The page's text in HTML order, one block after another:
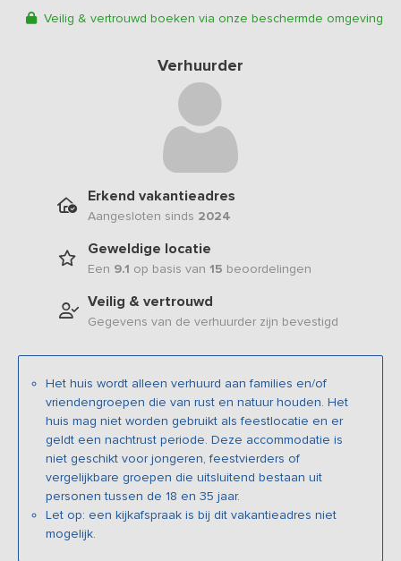
Veilig & vertrouwd boeken via onze beschermde omgeving
Verhuurder
Erkend vakantieadres
Aangesloten sinds 2024
Geweldige locatie
Een 9.1 op basis van 15 beoordelingen
Veilig & vertrouwd
Gegevens van de verhuurder zijn bevestigd
Het huis wordt alleen verhuurd aan families en/of
vriendengroepen die van rust en natuur houden. Het
huis mag niet worden gebruikt als feestlocatie en er
geldt een nachtrust periode. Deze accommodatie is
niet geschikt voor jongeren, feestvierders of
vergelijkbare groepen die uitsluitend bestaan uit
personen tussen de 18 en 35 jaar.
Let op: een kijkafspraak is bij dit vakantieadres niet
mogelijk.